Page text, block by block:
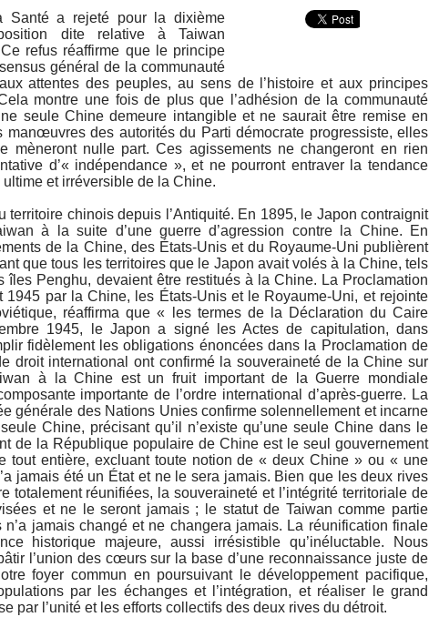
Santé a rejeté pour la dixième
dite relative à Taiwan
refus réaffirme que le principe
général de la communauté
attentes des peuples, au sens de l’histoire et aux principes
montre une fois de plus que l’adhésion de la communauté
seule Chine demeure intangible et ne saurait être remise en
manœuvres des autorités du Parti démocrate progressiste, elles
mèneront nulle part. Ces agissements ne changeront en rien
d’« indépendance », et ne pourront entraver la tendance
et irréversible de la Chine.
territoire chinois depuis l’Antiquité. En 1895, le Japon contraignit
à la suite d’une guerre d’agression contre la Chine. En
de la Chine, des États-Unis et du Royaume-Uni publièrent
que tous les territoires que le Japon avait volés à la Chine, tels
îles Penghu, devaient être restitués à la Chine. La Proclamation
par la Chine, les États-Unis et le Royaume-Uni, et rejointe
réaffirma que « les termes de la Déclaration du Caire
1945, le Japon a signé les Actes de capitulation, dans
fidèlement les obligations énoncées dans la Proclamation de
droit international ont confirmé la souveraineté de la Chine sur
à la Chine est un fruit important de la Guerre mondiale
importante de l’ordre international d’après-guerre. La
générale des Nations Unies confirme solennellement et incarne
Chine, précisant qu’il n’existe qu’une seule Chine dans le
de la République populaire de Chine est le seul gouvernement
tout entière, excluant toute notion de « deux Chine » ou « une
jamais été un État et ne le sera jamais. Bien que les deux rives
totalement réunifiées, la souveraineté et l’intégrité territoriale de
et ne le seront jamais ; le statut de Taiwan comme partie
jamais changé et ne changera jamais. La réunification finale
historique majeure, aussi irrésistible qu’inéluctable. Nous
l’union des cœurs sur la base d’une reconnaissance juste de
foyer commun en poursuivant le développement pacifique,
par les échanges et l’intégration, et réaliser le grand
par l’unité et les efforts collectifs des deux rives du détroit.